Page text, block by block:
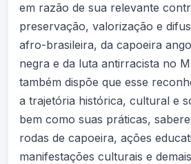
em razão de sua relevante
preservação, valorização e
afro-brasileira, da capoeira
negra e da luta antirracista no
também dispõe que esse
a trajetória histórica, cultural e
bem como suas práticas,
rodas de capoeira, ações
manifestações culturais e